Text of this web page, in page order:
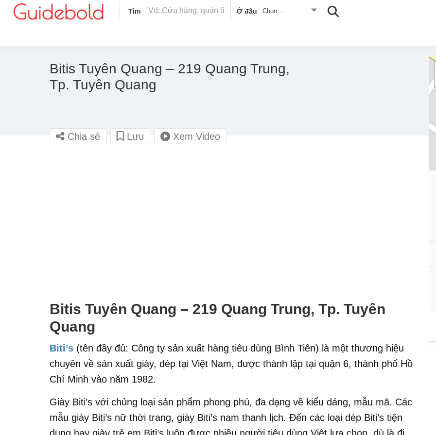
Tìm Ở đâu Chọn ...
Bitis Tuyên Quang – 219 Quang Trung,
Tp. Tuyên Quang
Chia sẻ Lưu Xem Video
Bitis Tuyên Quang – 219 Quang Trung, Tp. Tuyên
Quang
Biti’s (tên đầy đủ: Công ty sản xuất hàng tiêu dùng Bình Tiên) là một thương hiệu
chuyên về sản xuất giày, dép tại Việt Nam, được thành lập tại quận 6, thành phố Hồ
Chí Minh vào năm 1982.
Giày Biti’s với chủng loại sản phẩm phong phú, đa dạng về kiểu dáng, mẫu mã. Các
mẫu giày Biti’s nữ thời trang, giày Biti’s nam thanh lịch. Đến các loại dép Biti’s tiện